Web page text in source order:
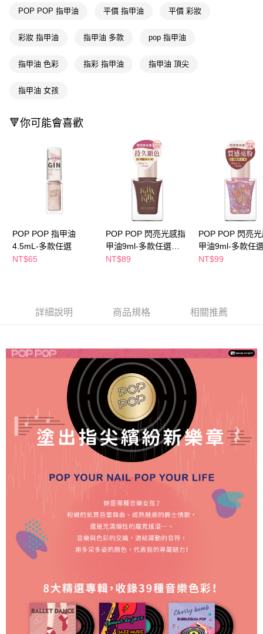
【關於「AFTEE先享後付」】
１．簡單：不需註冊會員、不需綁卡、不需儲值。
３．安心：先確認商品／服務後，再付款。
１．於結帳方式選擇「AFTEE先享後付」後，將跳轉至「AFTEE先享後付」
３．收到繳費通知簡訊後14天內，點擊此簡訊中的連結，可透過四大超商／
※ 請注意：結帳手續完成當下不需立刻繳費，但若您需要取消訂單，請聯絡
購買商品的店家。未經商家同意取消之訂單仍視為有效，需透過AFTEE先享
後付繳納相關費用。
※ 交易是否成功請以「AFTEE先享後付 」之結帳頁面顯示為準，若有關於
是否繳費成功／繳費後需取消欲退款等相關疑問，請聯繫「AFTEE先享後付
客戶支援中心」
https://netprotections.freshdesk.com/support/home
１．透過由恩沛科技股份有限公司提供之「AFTEE先享後付」服務完成之交
易，需依本服務之必要範圍內提供個人資料，並將交易相關給付款項請求債
權轉讓予恩沛科技股份有限公司。
２．關於個人資料處理事宜，請瀏覽以下網址：
４．使用「AFTEE先享後付」時，將依據個別帳號之用戶狀況，依本公司即
５．嚴禁一人註冊多個帳號或使用他人資訊註冊。若發現惡意使用之情形，
恩沛科技股份有限公司將有權停止該用戶之使用額度並採取法律行動。
即享券
全家取貨付款
每筆NT$65，滿NT$390(含以上)免運費
每筆NT$65，滿NT$490(含以上)免運費
付款後萊爾富取貨
每筆NT$65，滿NT$490(含以上)免運費
7-11取貨付款
每筆NT$65，滿NT$490(含以上)免運費
付款後7-11取貨
每筆NT$100，滿NT$790(含以上)免運費
POP POP 指甲油 平價 指甲油 平價 彩妝
彩妝 指甲油 指甲油 多款 pop 指甲油
指甲油 色彩 指彩 指甲油 指甲油 頂尖
指甲油 女孩
🔻你可能會喜歡
POP POP 指甲油
4.5mL-多款任選
NT$65
POP POP 閃亮光感指
甲油9ml-多款任選
(P102-110)
NT$89
POP POP 閃亮
甲油9ml-多款任
(P111-115)
NT$99
詳細說明 商品規格 相關推薦